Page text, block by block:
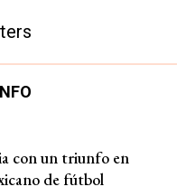
con un triunfo en
de fútbol